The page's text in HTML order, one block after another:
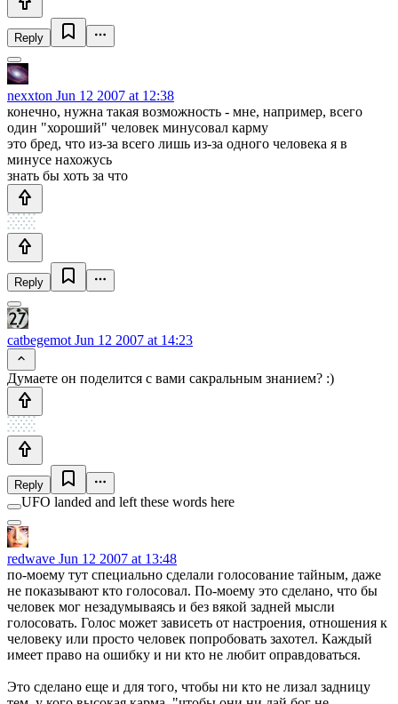
Reply
nexxton Jun 12 2007 at 12:38
конечно, нужна такая возможность - мне, например, всего
один "хороший" человек минусовал карму
это бред, что из-за всего лишь из-за одного человека я в
минусе нахожусь
знать бы хоть за что
Reply
catbegemot Jun 12 2007 at 14:23
Думаете он поделится с вами сакральным знанием? :)
Reply
UFO landed and left these words here
redwave Jun 12 2007 at 13:48
по-моему тут специально сделали голосование тайным, даже
не показывают кто голосовал. По-моему это сделано, что бы
человек мог незадумываясь и без вякой задней мысли
голосовать. Голос может зависеть от настроения, отношения к
человеку или просто человек попробовать захотел. Каждый
имеет право на ошибку и ни кто не любит оправдоваться.
Это сделано еще и для того, чтобы ни кто не лизал задницу